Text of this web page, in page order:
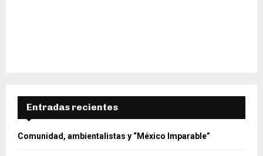
Entradas recientes
Comunidad, ambientalistas y “México Imparable”